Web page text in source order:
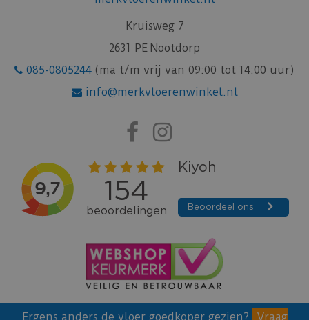
Kruisweg 7
2631 PE Nootdorp
085-0805244 (ma t/m vrij van 09:00 tot 14:00 uur)
info@merkvloerenwinkel.nl
Ergens anders de vloer goedkoper gezien? Vraag